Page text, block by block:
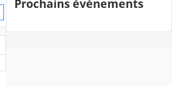
Prochains événements